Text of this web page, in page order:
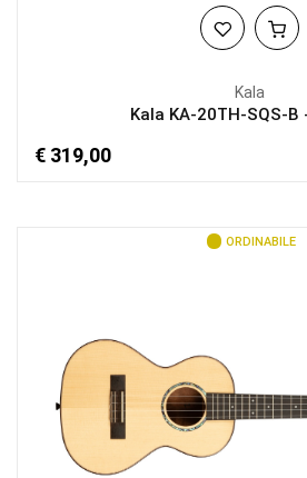
Kala
Kala KA-20TH-SQS-B
€ 319,00
ORDINABILE